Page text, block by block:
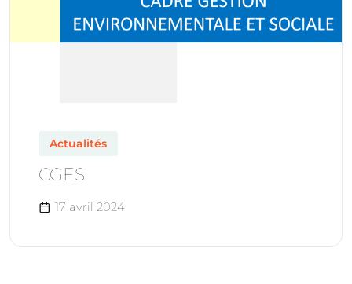
Actualités
CGES
17 avril 2024